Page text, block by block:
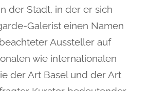
der Stadt, in der er sich
Galerist einen Namen
Aussteller auf
wie internationalen
der Art Basel und der Art